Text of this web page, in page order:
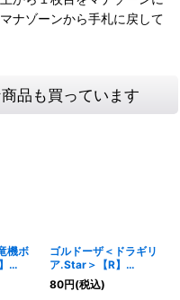
ナゾーンから手札に戻して
品も買っています
機ボ
ゴルドーザ＜ドラギリ
ア.Star＞【R】
{P25/Y20}《火》
80円(税込)